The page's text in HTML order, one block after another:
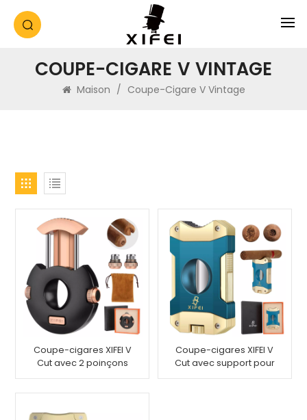
COUPE-CIGARE V VINTAGE
Maison / Coupe-Cigare V Vintage
Coupe-cigares XIFEI V
Cut avec 2 poinçons
Coupe-cigares XIFEI V
Cut avec support pour
perforatrice à cigares